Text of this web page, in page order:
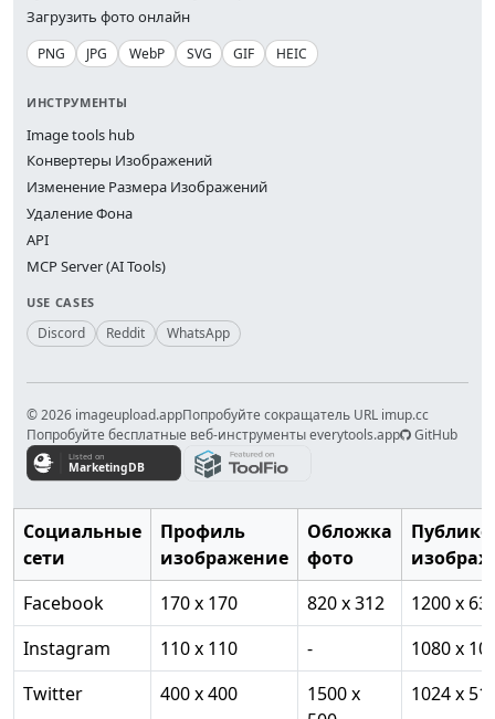
Загрузить фото онлайн
PNG JPG WebP SVG GIF HEIC
ИНСТРУМЕНТЫ
Image tools hub
Конвертеры Изображений
Изменение Размера Изображений
Удаление Фона
API
MCP Server (AI Tools)
USE CASES
Discord Reddit WhatsApp
© 2026 imageupload.appПопробуйте сокращатель URL imup.cc
Попробуйте бесплатные веб-инструменты everytools.app
GitHub
Социальные
сети
Профиль
изображение
Обложка
фото
Facebook
170 x 170 820 x 312
1200 x
Instagram
110 x 110 -
1080 x
Twitter
400 x 400
1500 x
1024 x